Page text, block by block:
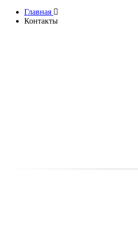
Главная
Контакты